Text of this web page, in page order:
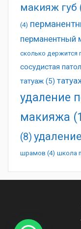
макияж губ
(4)
перманентный
сколько держится
сосудистая
татуаж (5)
удаление
макияжа
(8)
шрамов (4) школа